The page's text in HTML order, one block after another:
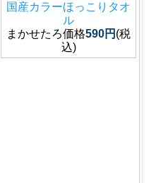
国産カラーほっこりタオ
ル
まかせたろ価格590円 (税
込)